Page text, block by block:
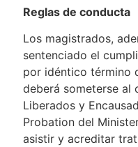
Reglas de conducta
Los magistrados,
sentenciado el
por idéntico término
deberá someterse al
Liberados y
Probation del
asistir y acreditar